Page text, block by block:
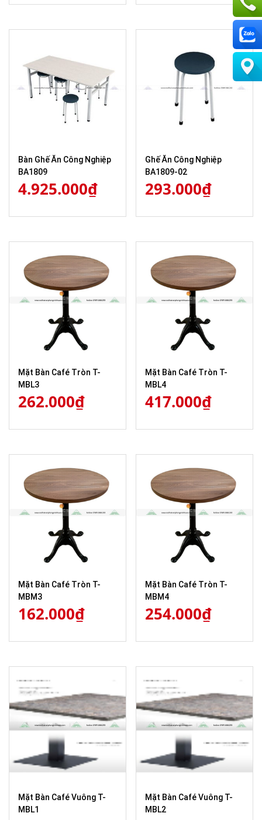
Bàn Ghế Ăn Công Nghiệp
BA1809
4.925.000₫
Ghế Ăn Công Nghiệp
BA1809-02
293.000₫
Mặt Bàn Café Tròn T-
MBL3
262.000₫
Mặt Bàn Café Tròn T-
MBL4
417.000₫
Mặt Bàn Café Tròn T-
MBM3
162.000₫
Mặt Bàn Café Tròn T-
MBM4
254.000₫
Mặt Bàn Café Vuông T-
MBL1
Mặt Bàn Café Vuông T-
MBL2